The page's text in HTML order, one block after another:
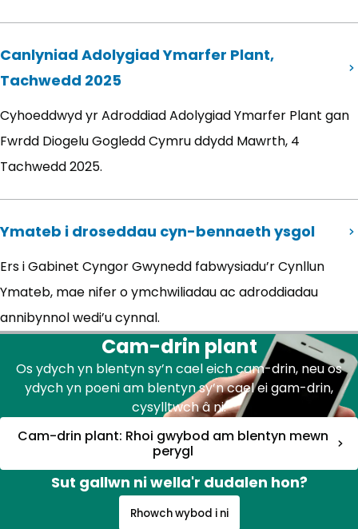
Canlyniad Adolygiad Ymarfer Plant,
Tachwedd 2025
Cyhoeddwyd yr Adroddiad Adolygiad Ymarfer Plant gan
Fwrdd Diogelu Gogledd Cymru ddydd Mawrth, 4
Tachwedd 2025.
Ymateb i droseddau cyn-bennaeth ysgol
Ers i Gabinet Cyngor Gwynedd fabwysiadu’r Cynllun
Ymateb, mae nifer o ymchwiliadau ac adroddiadau
annibynnol wedi’u cynnal.
Cam-drin plant
Os ydych yn blentyn sy’n cael eich cam-drin, neu os
ydych yn poeni am blentyn sy’n cael ei gam-drin,
cysylltwch â ni:
Cam-drin plant: Rhoi gwybod am blentyn mewn
perygl
Sut gallwn ni wella'r dudalen hon?
Rhowch wybod i ni